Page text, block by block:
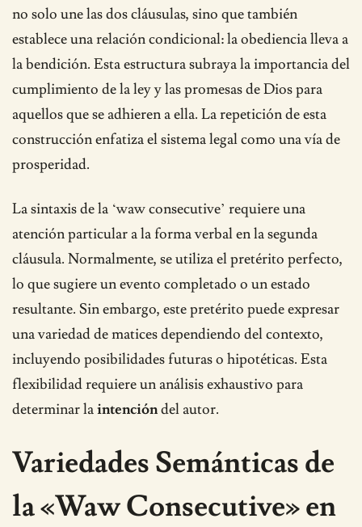
no solo une las dos cláusulas, sino que también
establece una relación condicional: la obediencia lleva a
la bendición. Esta estructura subraya la importancia del
cumplimiento de la ley y las promesas de Dios para
aquellos que se adhieren a ella. La repetición de esta
construcción enfatiza el sistema legal como una vía de
prosperidad.
La sintaxis de la ‘waw consecutive’ requiere una
atención particular a la forma verbal en la segunda
cláusula. Normalmente, se utiliza el pretérito perfecto,
lo que sugiere un evento completado o un estado
resultante. Sin embargo, este pretérito puede expresar
una variedad de matices dependiendo del contexto,
incluyendo posibilidades futuras o hipotéticas. Esta
flexibilidad requiere un análisis exhaustivo para
determinar laintencióndel autor.
Variedades Semánticas de
la «Waw Consecutive» en